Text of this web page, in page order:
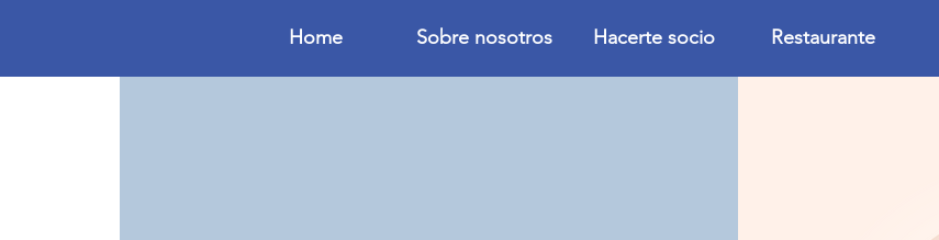
Home Sobre nosotros Hacerte socio Restaurante